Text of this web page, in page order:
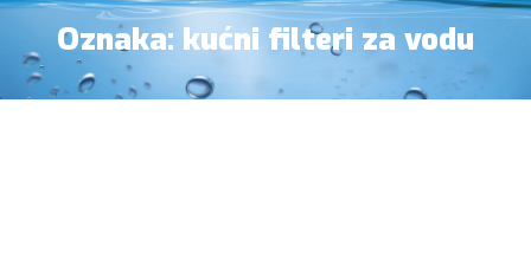
Oznaka: kućni filteri za vodu